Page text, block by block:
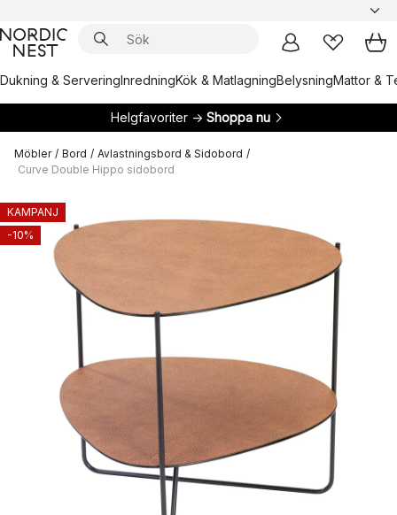
Dukning & ServeringInredningKök & MatlagningBelysningMattor &
Helgfavoriter → Shoppa nu
Möbler / Bord / Avlastningsbord & Sidobord /
Curve Double Hippo sidobord
KAMPANJ
-10%